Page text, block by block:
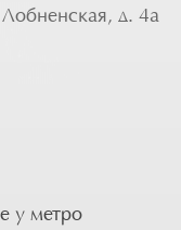
д. 4а
у метро